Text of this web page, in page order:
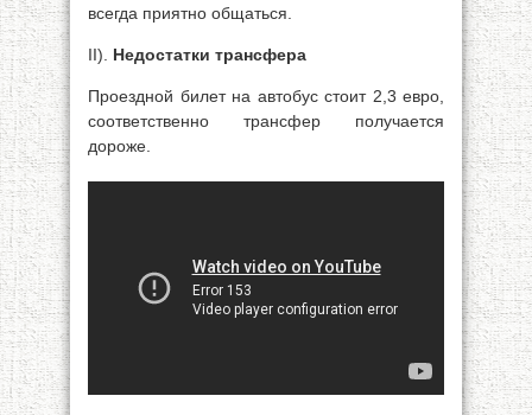
всегда приятно общаться.
II). Недостатки трансфера
Проездной билет на автобус стоит 2,3 евро,
соответственно трансфер получается
дороже.